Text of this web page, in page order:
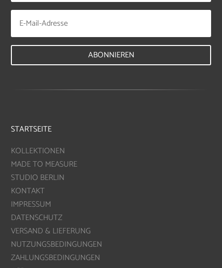
ABONNIEREN
STARTSEITE
KOLLEKTIONEN
MADE TO MEASURE
STUDIO BERLIN
KONTAKT
IMPRESSUM
DATENSCHUTZ
VERSAND & LIEFERUNG
NUTZUNGSBEDINGUNGEN
ZAHLUNGSBEDINGUNGEN